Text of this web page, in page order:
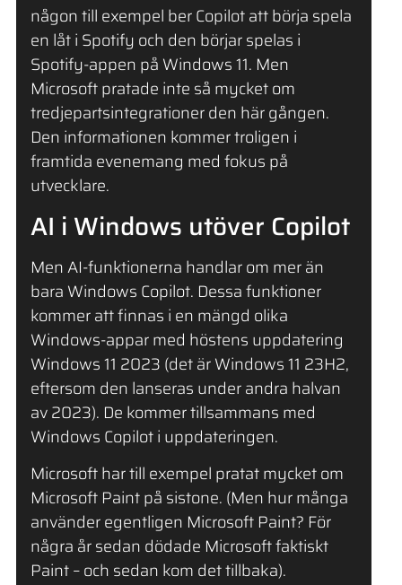
någon till exempel ber Copilot att börja spela
en låt i Spotify och den börjar spelas i
Spotify-appen på Windows 11. Men
Microsoft pratade inte så mycket om
tredjepartsintegrationer den här gången.
Den informationen kommer troligen i
framtida evenemang med fokus på
utvecklare.
AI i Windows utöver Copilot
Men AI-funktionerna handlar om mer än
bara Windows Copilot. Dessa funktioner
kommer att finnas i en mängd olika
Windows-appar med höstens uppdatering
Windows 11 2023 (det är Windows 11 23H2,
eftersom den lanseras under andra halvan
av 2023). De kommer tillsammans med
Windows Copilot i uppdateringen.
Microsoft har till exempel pratat mycket om
Microsoft Paint på sistone. (Men hur många
använder egentligen Microsoft Paint? För
några år sedan dödade Microsoft faktiskt
Paint – och sedan kom det tillbaka).